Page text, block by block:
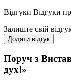
Відгуки Відгуки
Залиште свій
Додати відгук
Поруч з
дух!»